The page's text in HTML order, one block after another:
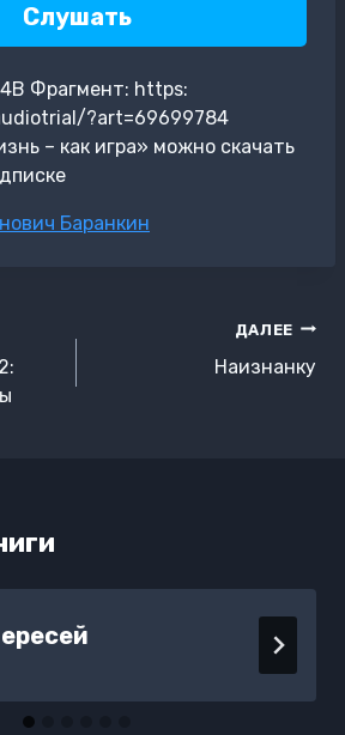
Слушать
Фрагмент: https:
?art=69699784
– как игра» можно скачать
Баранкин
ДАЛЕЕ
Наизнанку